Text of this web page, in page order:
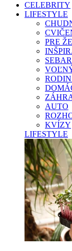
CELEBRITY
LIFESTYLE
PRE
AUTO
KVÍZY
LIFESTYLE